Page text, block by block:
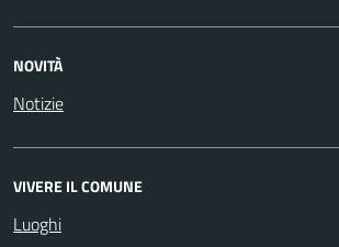
NOVITÀ
Notizie
VIVERE IL COMUNE
Luoghi